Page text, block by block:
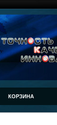
КОРЗИНА